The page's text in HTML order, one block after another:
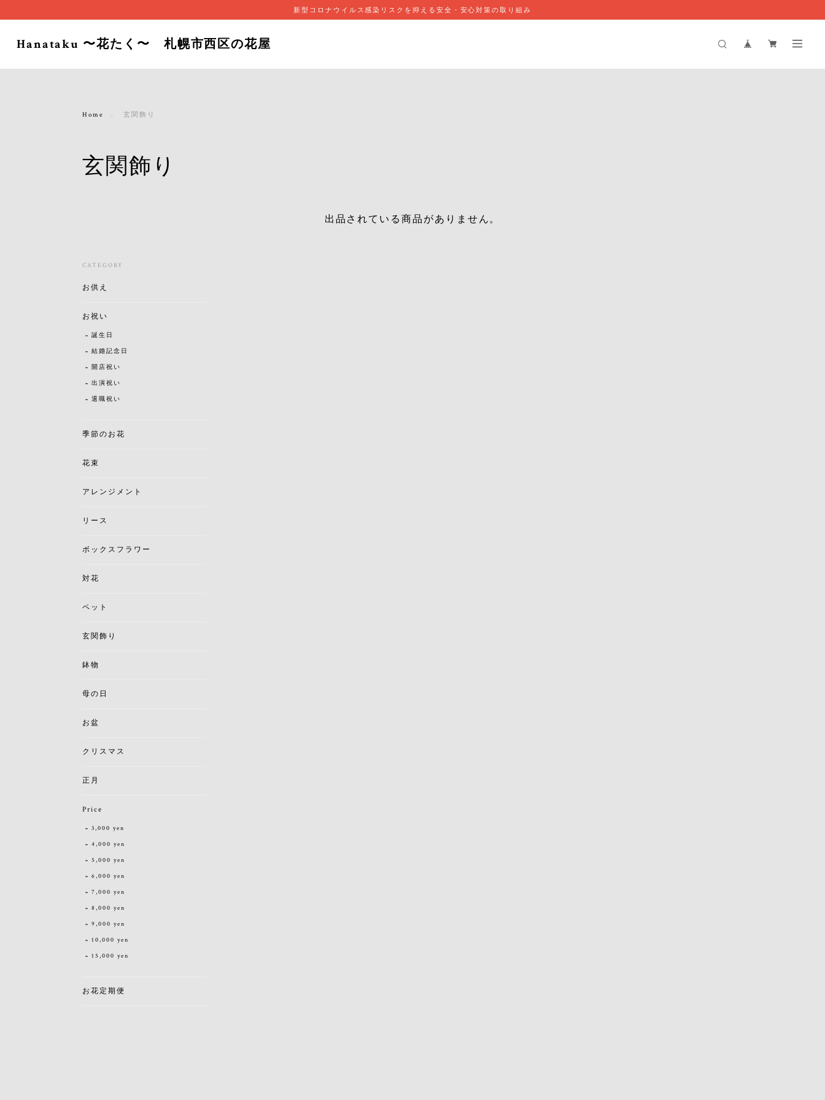
新型コロナウイルス感染リスクを抑える安全・安心対策の取り組み
Hanataku 〜花たく〜 札幌市西区の花屋
Home 玄関飾り
玄関飾り
出品されている商品がありません。
CATEGORY
お供え
お祝い
誕生日
結婚記念日
開店祝い
出演祝い
退職祝い
季節のお花
花束
アレンジメント
リース
ボックスフラワー
対花
ペット
玄関飾り
鉢物
母の日
お盆
クリスマス
正月
Price
3,000 yen
4,000 yen
5,000 yen
6,000 yen
7,000 yen
8,000 yen
9,000 yen
10,000 yen
15,000 yen
お花定期便